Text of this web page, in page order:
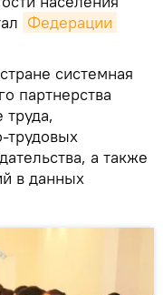
Федерации
системная
партнерства
трудовых
а также
в данных